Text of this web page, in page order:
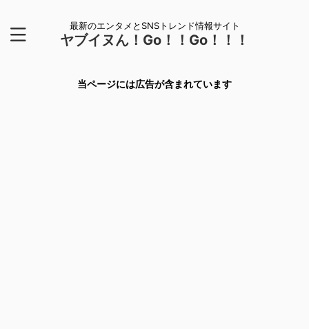
最新のエンタメとSNSトレンド情報サイト
ヤブイヌん！Go！！Go！！！
当ページには広告が含まれています